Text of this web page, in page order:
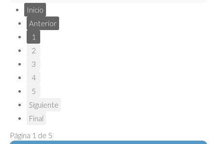
Inicio
Anterior
1
2
3
4
5
Siguiente
Final
Página 1 de 5